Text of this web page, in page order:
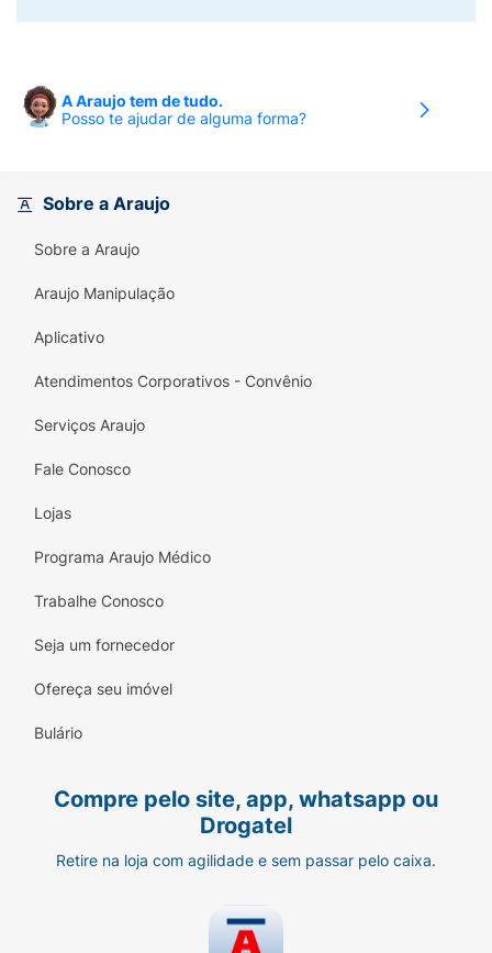
A Araujo tem de tudo.
Posso te ajudar de alguma forma?
Sobre a Araujo
Sobre a Araujo
Araujo Manipulação
Aplicativo
Atendimentos Corporativos - Convênio
Serviços Araujo
Fale Conosco
Lojas
Programa Araujo Médico
Trabalhe Conosco
Seja um fornecedor
Ofereça seu imóvel
Bulário
Compre pelo site, app, whatsapp ou
Drogatel
Retire na loja com agilidade e sem passar pelo caixa.